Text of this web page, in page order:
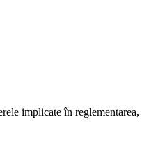
implicate în reglementarea,